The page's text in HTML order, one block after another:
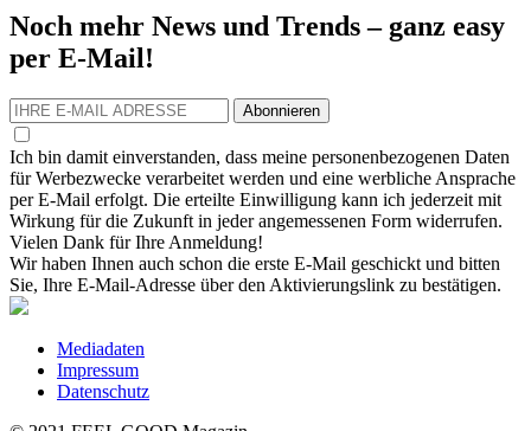
Noch mehr News und Trends – ganz easy
per E-Mail!
Abonnieren
Ich bin damit einverstanden, dass meine personenbezogenen Daten
für Werbezwecke verarbeitet werden und eine werbliche Ansprache
per E-Mail erfolgt. Die erteilte Einwilligung kann ich jederzeit mit
Wirkung für die Zukunft in jeder angemessenen Form widerrufen.
Vielen Dank für Ihre Anmeldung!
Wir haben Ihnen auch schon die erste E-Mail geschickt und bitten
Sie, Ihre E-Mail-Adresse über den Aktivierungslink zu bestätigen.
Mediadaten
Impressum
Datenschutz